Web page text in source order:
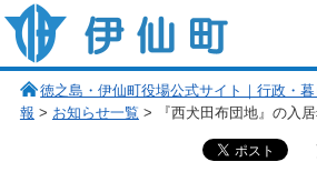
伊仙町 健康・長寿と子宝の町
徳之島・伊仙町役場公式サイト｜行政・
報 > お知らせ一覧 > 『西犬田布団地』の入